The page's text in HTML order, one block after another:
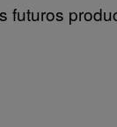
futuros